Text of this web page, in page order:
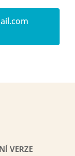
ail.com
VERZE